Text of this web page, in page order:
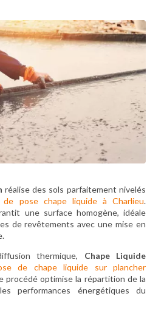
réalise des sols parfaitement nivelés
de pose chape liquide à Charlieu.
une surface homogène, idéale
de revêtements avec une mise en
thermique, Chape Liquide
de chape liquide sur plancher
procédé optimise la répartition de la
performances énergétiques du